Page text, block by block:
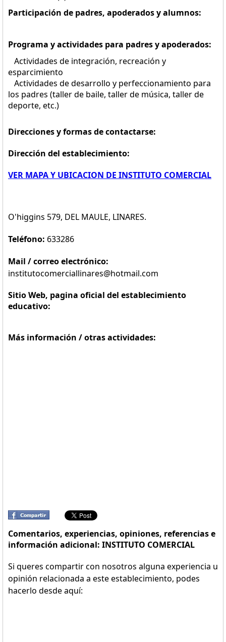
Participación de padres, apoderados y alumnos:
Programa y actividades para padres y apoderados:
Actividades de integración, recreación y
esparcimiento
Actividades de desarrollo y perfeccionamiento para
los padres (taller de baile, taller de música, taller de
deporte, etc.)
Direcciones y formas de contactarse:
Dirección del establecimiento:
VER MAPA Y UBICACION DE INSTITUTO COMERCIAL
O'higgins 579, DEL MAULE, LINARES.
Teléfono: 633286
Mail / correo electrónico:
institutocomerciallinares@hotmail.com
Sitio Web, pagina oficial del establecimiento
educativo:
Más información / otras actividades:
Comentarios, experiencias, opiniones, referencias e
información adicional: INSTITUTO COMERCIAL
Si queres compartir con nosotros alguna experiencia u
opinión relacionada a este establecimiento, podes
hacerlo desde aquí: